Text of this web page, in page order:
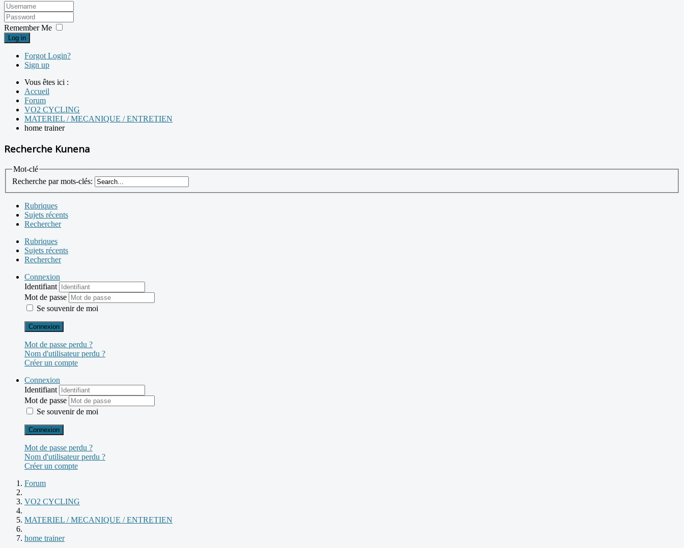
Remember Me
Log in
Forgot Login?
Sign up
Vous êtes ici :
Accueil
Forum
VO2 CYCLING
MATERIEL / MECANIQUE / ENTRETIEN
home trainer
Recherche Kunena
Mot-clé
Recherche par mots-clés:
Rubriques
Sujets récents
Rechercher
Rubriques
Sujets récents
Rechercher
Connexion
Identifiant
Mot de passe
Se souvenir de moi
Connexion
Mot de passe perdu ?
Nom d'utilisateur perdu ?
Créer un compte
Connexion
Identifiant
Mot de passe
Se souvenir de moi
Connexion
Mot de passe perdu ?
Nom d'utilisateur perdu ?
Créer un compte
Forum
VO2 CYCLING
MATERIEL / MECANIQUE / ENTRETIEN
home trainer